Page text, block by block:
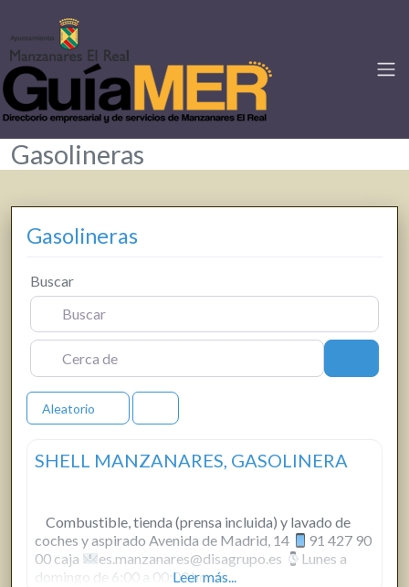
Gasolineras
Gasolineras
Buscar
Cerca de
Aleatorio
SHELL MANZANARES, GASOLINERA
Combustible, tienda (prensa incluida) y lavado de
coches y aspirado Avenida de Madrid, 14
91 427 90
00 caja
es.manzanares@disagrupo.es
Lunes a
domingo de 6:00 a 00:00 horas
Leer más...